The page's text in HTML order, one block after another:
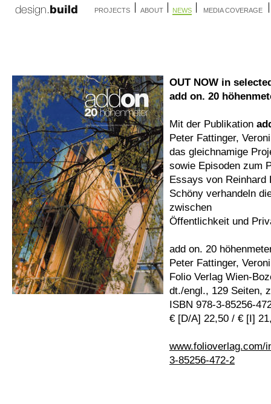
PROJECTS ABOUT NEWS MEDIA COVERAGE
OUT NOW in
add on. 20
Mit der Publikation
Peter Fattinger,
das gleichnamige
sowie Episoden zum
Essays von Reinhard
Schöny verhandeln
zwischen
Öffentlichkeit und
add on. 20
Peter Fattinger,
Folio Verlag Wien-
dt./engl., 129 Seiten,
ISBN 978-3-85256-
€ [D/A] 22,50 / € [I]
www.folioverlag.com/
3-85256-472-2